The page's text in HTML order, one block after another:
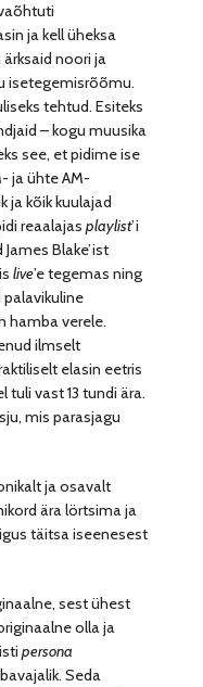
ja kell üheksa
noori ja
isetegemisrõõmu.
tehtud. Esiteks
– kogu muusika
see, et pidime ise
ja ühte AM-
ja kõik kuulajad
reaalajasplaylist’i
Blake’ist
live’e tegemas ning
hamba verele.
ilmselt
elasin eetris
vast 13 tundi ära.
mis parasjagu
ja osavalt
ära lörtsima ja
täitsa iseenesest
sest ühest
olla ja
persona
Seda